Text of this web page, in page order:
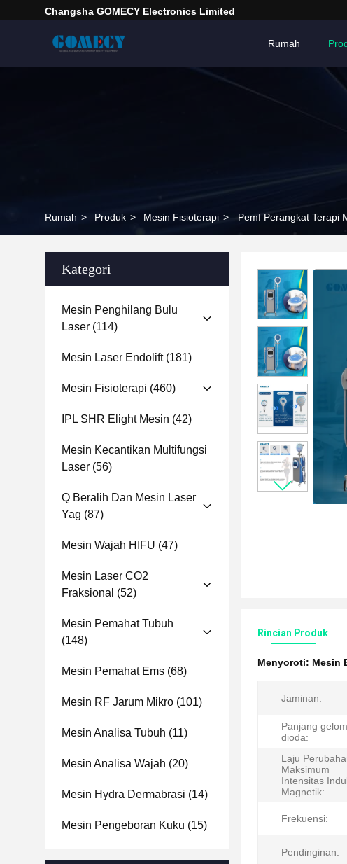
Changsha GOMECY Electronics Limited
Rumah
Rumah > Produk > Mesin Fisioterapi > Pemf Perangkat Terapi
Kategori
Mesin Penghilang Bulu
Laser (114)
Mesin Laser Endolift(181)
Mesin Fisioterapi (460)
IPL SHR Elight Mesin (42)
Mesin Kecantikan Multifungsi
Laser (56)
Q Beralih Dan Mesin Laser
Yag (87)
Mesin Wajah HIFU (47)
Mesin Laser CO2
Fraksional (52)
Mesin Pemahat Tubuh
(148)
Mesin Pemahat Ems (68)
Mesin RF Jarum Mikro (101)
Mesin Analisa Tubuh (11)
Mesin Analisa Wajah (20)
Mesin Hydra Dermabrasi (14)
Mesin Pengeboran Kuku (15)
Rincian Produk
Menyoroti: Mesin
Jaminan:
Panjang
dioda:
Laju
Maksimum
Intensitas
Magnetik:
Frekuensi:
Pendinginan: